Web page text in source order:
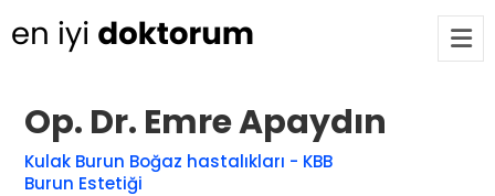
Op. Dr. Ayşecan Enmutlu
Adana / Seyhan
Op. Dr. Emre Apaydın
Kulak Burun Boğaz hastalıkları - KBB
Burun Estetiği